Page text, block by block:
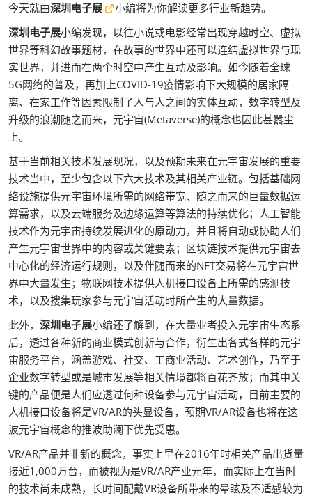
今天就由深圳电子展
小编将为你解读更多行业新趋势。
深圳电子展小编发现，以往小说或电影经常出现穿越时空、虚拟
世界等科幻故事题材，在故事的世界中还可以连结虚拟世界与现
实世界，并进而在两个时空中产生互动及影响。如今随着全球
5G网络的普及，再加上COVID-19疫情影响下大规模的居家隔
离、在家工作等因素限制了人与人之间的实体互动，数字转型及
升级的浪潮随之而来，元宇宙(Metaverse)的概念也因此甚嚣尘
上。
基于当前相关技术发展现况，以及预期未来在元宇宙发展的重要
技术当中，至少包含以下六大技术及其相关产业链。包括基础网
络设施提供元宇宙环境所需的网络带宽、随之而来的巨量数据运
算需求，以及云端服务及边缘运算等算法的持续优化；人工智能
技术作为元宇宙持续发展进化的原动力，并且将自动或协助人们
产生元宇宙世界中的内容或关键要素；区块链技术提供元宇宙去
中心化的经济运行规则，以及伴随而来的NFT交易将在元宇宙世
界中大量发生；物联网技术提供人机接口设备上所需的感测技
术，以及搜集玩家参与元宇宙活动时所产生的大量数据。
此外， 深圳电子展小编还了解到，在大量业者投入元宇宙生态系
后，透过各种新的商业模式创新与合作，衍生出各式各样的元宇
宙服务平台，涵盖游戏、社交、工商业活动、艺术创作，乃至于
企业数字转型或是城市发展等相关情境都将百花齐放；而其中关
键的产品便是人们应透过何种设备参与元宇宙活动，目前主要的
人机接口设备将是VR/AR的头显设备，预期VR/AR设备也将在这
波元宇宙概念的推波助澜下优先受惠。
VR/AR产品并非新的概念，事实上早在2016年时相关产品出货量
接近1,000万台，而被视为是VR/AR产业元年，而实际上在当时
的技术尚未成熟，长时间配戴VR设备所带来的晕眩及不适感较为